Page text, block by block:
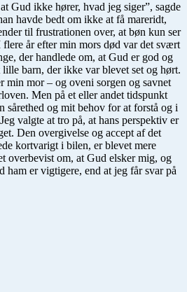
Gud ikke hører, hvad jeg siger”, sagde
havde bedt om ikke at få mareridt,
til frustrationen over, at bøn kun ser
år efter min mors død var det svært
der handlede om, at Gud er god og
barn, der ikke var blevet set og hørt.
min mor – og oveni sorgen og savnet
Men på et eller andet tidspunkt
sårethed og mit behov for at forstå og i
valgte at tro på, at hans perspektiv er
Den overgivelse og accept af det
kortvarigt i bilen, er blevet mere
overbevist om, at Gud elsker mig, og
ham er vigtigere, end at jeg får svar på